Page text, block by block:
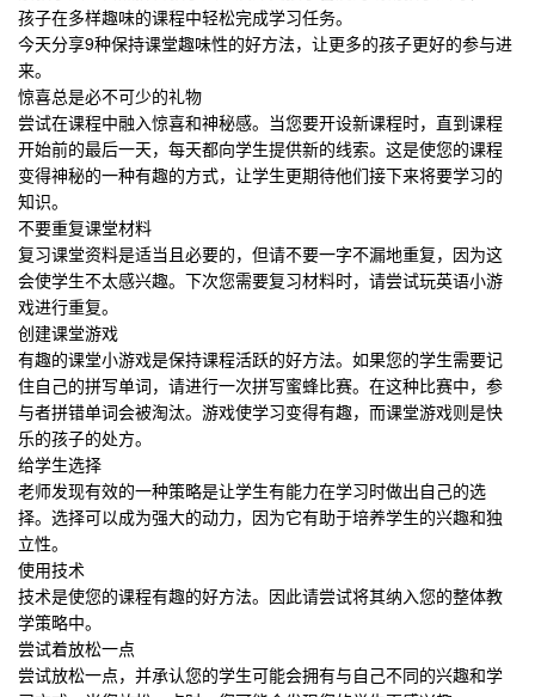
孩子在多样趣味的课程中轻松完成学习任务。
今天分享9种保持课堂趣味性的好方法，让更多的孩子更好的参与进
来。
惊喜总是必不可少的礼物
尝试在课程中融入惊喜和神秘感。当您要开设新课程时，直到课程
开始前的最后一天，每天都向学生提供新的线索。这是使您的课程
变得神秘的一种有趣的方式，让学生更期待他们接下来将要学习的
知识。
不要重复课堂材料
复习课堂资料是适当且必要的，但请不要一字不漏地重复，因为这
会使学生不太感兴趣。下次您需要复习材料时，请尝试玩英语小游
戏进行重复。
创建课堂游戏
有趣的课堂小游戏是保持课程活跃的好方法。如果您的学生需要记
住自己的拼写单词，请进行一次拼写蜜蜂比赛。在这种比赛中，参
与者拼错单词会被淘汰。游戏使学习变得有趣，而课堂游戏则是快
乐的孩子的处方。
给学生选择
老师发现有效的一种策略是让学生有能力在学习时做出自己的选
择。选择可以成为强大的动力，因为它有助于培养学生的兴趣和独
立性。
使用技术
技术是使您的课程有趣的好方法。因此请尝试将其纳入您的整体教
学策略中。
尝试着放松一点
尝试放松一点，并承认您的学生可能会拥有与自己不同的兴趣和学